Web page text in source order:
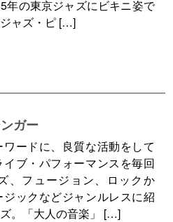
年の東京ジャズにビキニ姿で
ャズ・ピ […]
ガー
ワードに、良質な活動をして
ブ・パフォーマンスを毎回
、フュージョン、ロックか
ックなどジャンルレスに紹
。「大人の音楽」 […]